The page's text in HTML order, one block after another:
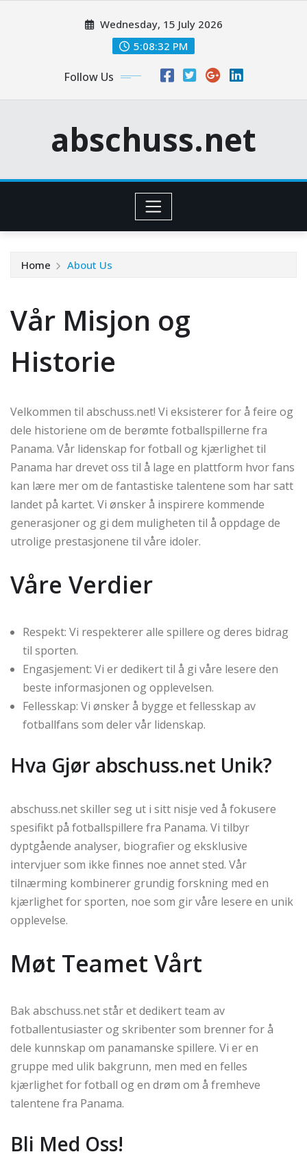
Wednesday, 15 July 2026
5:08:33 PM
Follow Us
abschuss.net
Home About Us
Vår Misjon og
Historie
Velkommen til abschuss.net! Vi eksisterer for å feire og
dele historiene om de berømte fotballspillerne fra
Panama. Vår lidenskap for fotball og kjærlighet til
Panama har drevet oss til å lage en plattform hvor fans
kan lære mer om de fantastiske talentene som har satt
landet på kartet. Vi ønsker å inspirere kommende
generasjoner og gi dem muligheten til å oppdage de
utrolige prestasjonene til våre idoler.
Våre Verdier
Respekt: Vi respekterer alle spillere og deres bidrag
til sporten.
Engasjement: Vi er dedikert til å gi våre lesere den
beste informasjonen og opplevelsen.
Fellesskap: Vi ønsker å bygge et fellesskap av
fotballfans som deler vår lidenskap.
Hva Gjør abschuss.net Unik?
abschuss.net skiller seg ut i sitt nisje ved å fokusere
spesifikt på fotballspillere fra Panama. Vi tilbyr
dyptgående analyser, biografier og eksklusive
intervjuer som ikke finnes noe annet sted. Vår
tilnærming kombinerer grundig forskning med en
kjærlighet for sporten, noe som gir våre lesere en unik
opplevelse.
Møt Teamet Vårt
Bak abschuss.net står et dedikert team av
fotballentusiaster og skribenter som brenner for å
dele kunnskap om panamanske spillere. Vi er en
gruppe med ulik bakgrunn, men med en felles
kjærlighet for fotball og en drøm om å fremheve
talentene fra Panama.
Bli Med Oss!